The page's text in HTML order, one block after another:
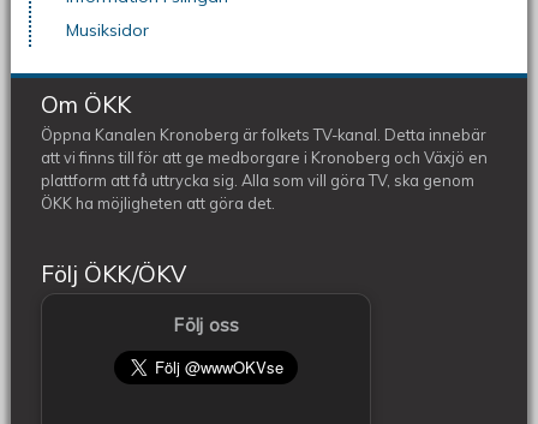
Musiksidor
Om ÖKK
Öppna Kanalen Kronoberg är folkets TV-kanal. Detta innebär
att vi finns till för att ge medborgare i Kronoberg och Växjö en
plattform att få uttrycka sig. Alla som vill göra TV, ska genom
ÖKK ha möjligheten att göra det.
Följ ÖKK/ÖKV
Följ oss